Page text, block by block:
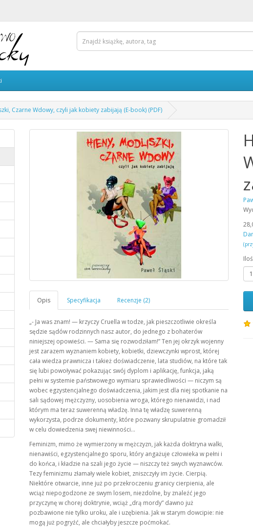
Czarne Wdowy, czyli jak kobiety zabijają (E-book) (PDF)
- Ja was znam! — krzyczy Cruella w todze, jak pieszczotliwie określa
sędzie sądów rodzinnych nasz autor, do jednego z bohaterów
niniejszej opowieści. — Sama się rozwodziłam! Ten jej okrzyk wojenny
jest zarazem wyznaniem kobiety, kobietki, dziewczynki wprost, której
cała wiedza prawnicza i takież doświadczenie, lata studiów, na które tak
się lubi powoływać pokazując swój dyplom i aplikację, funkcja, jaką
pełni w systemie państwowego wymiaru sprawiedliwości — niczym są
wobec egzystencjalnego doświadczenia, jakim jest dla niej spotkanie na
sali sądowej mężczyzny, uosobienia wroga, którego nienawidzi, i nad
którym ma teraz suwerenną władzę. Inna tę władzę suwerenną
wykorzysta, podrze dokumenty, które pozwany skrupulatnie gromadził
w celu dowiedzenia swej niewinności…
Feminizm, mimo że wymierzony w mężczyzn, jak każda doktryna walki,
nienawiści, egzystencjalnego sporu, który angażuje człowieka w pełni i
do końca, i kładzie na szali jego życie — niszczy też swych wyznawców.
Tezy feminizmu złamały wiele kobiet, zniszczyły im życie. Cierpią.
Niektóre otwarcie, inne już po przekroczeniu granicy cierpienia, ale
wciąż niepogodzone ze swym losem, niezdolne, by znaleźć jego
przyczynę w chorej doktrynie, wciąż drą mordy dawno już
pozbawione nie tylko uroku, ale i uzębienia. Jak w starym dowcipie: nie
mogą już pogryźć, ale chciałyby jeszcze poćmokać.